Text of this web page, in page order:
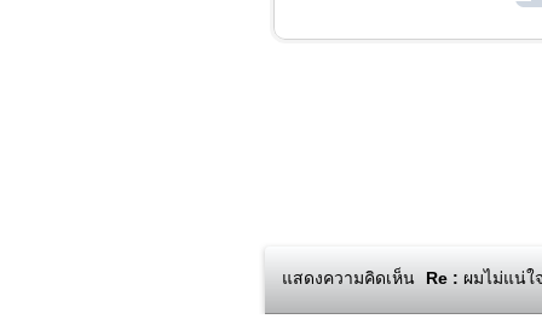
แสดงความคิดเห็น Re : ผมไม่แน่ใ